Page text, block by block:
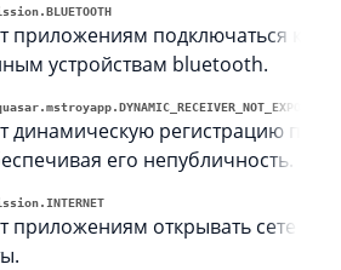
приложениям подключаться к
устройствам bluetooth.
динамическую регистрацию прие
его непубличность.
приложениям открывать сете